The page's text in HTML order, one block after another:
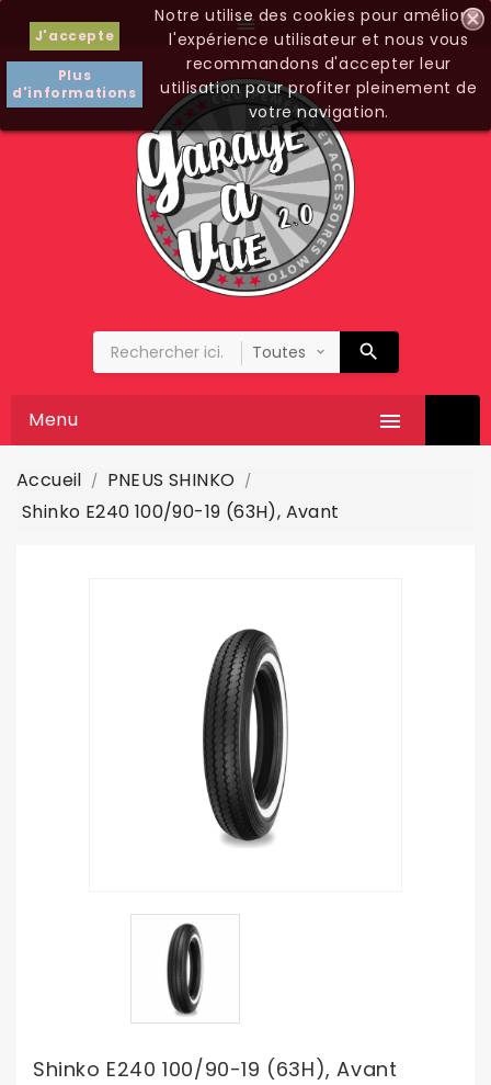

J'accepte
Plus
d'informations
Notre utilise des cookies pour améliorer
l'expérience utilisateur et nous vous
recommandons d'accepter leur
utilisation pour profiter pleinement de
votre navigation.

Menu
Accueil
PNEUS SHINKO
Shinko E240 100/90-19 (63H), Avant
Shinko E240 100/90-19 (63H), Avant